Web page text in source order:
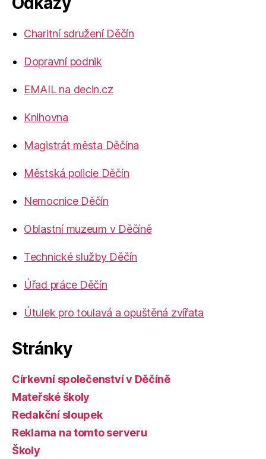
Charitní sdružení Děčín
Dopravní podnik
EMAIL na decin.cz
Knihovna
Magistrát města Děčína
Městská policie Děčín
Nemocnice Děčín
Oblastní muzeum v Děčíně
Technické služby Děčín
Úřad práce Děčín
Útulek pro toulavá a opuštěná zvířata
Stránky
Církevní společenství v Děčíně
Mateřské školy
Redakční sloupek
Reklama na tomto serveru
Školy